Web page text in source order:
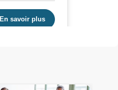
En savoir plus